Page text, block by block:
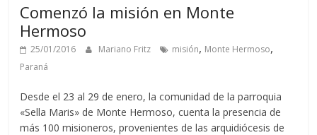
Comenzó la misión en Monte
Hermoso
25/01/2016 Mariano Fritz misión, Monte Hermoso,
Paraná
Desde el 23 al 29 de enero, la comunidad de la parroquia
«Sella Maris» de Monte Hermoso, cuenta la presencia de
más 100 misioneros, provenientes de las arquidiócesis de